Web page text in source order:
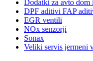
Dodatki za avto dom
DPF aditivi FAP
EGR ventili
NOx senzorji
Sonax
Veliki servis jermeni